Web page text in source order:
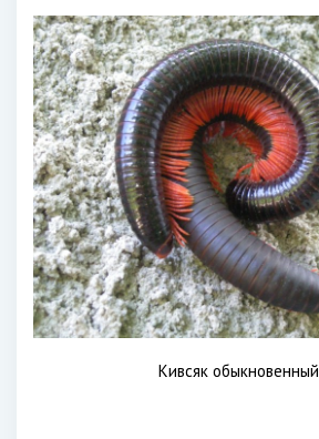
Кивсяк обыкновенный